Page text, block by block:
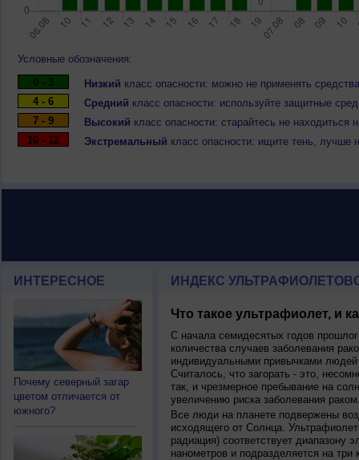
Условные обозначения:
0 - 3
Низкий класс опасности: можно не применять
4 - 6
Средний класс опасности: используйте защитные
7 - 9
Высокий класс опасности: старайтесь не
10 - 12
Экстремальный класс опасности: ищите тень, лучше
ИНТЕРЕСНОЕ
Почему северный загар
цветом отличается от
южного?
ИНДЕКС
Что такое ультрафиолет, и
С начала семидесятых годов
количества случаев заболевания
индивидуальными привычками
Считалось, что загорать - это,
так, и чрезмерное пребывание на
увеличению риска заболевания
Все люди на планете подвержены
исходящего от Солнца.
радиация) соответствует диапазону
нанометров и подразделяется на три